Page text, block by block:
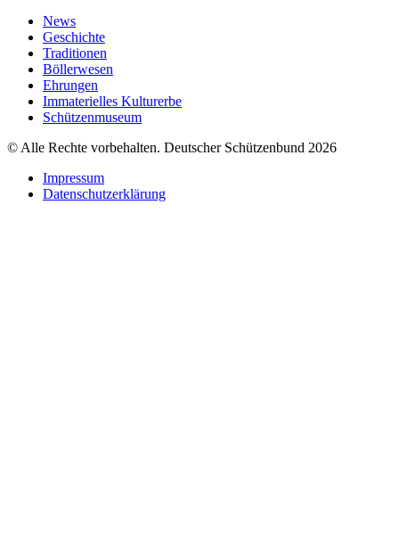
News
Geschichte
Traditionen
Böllerwesen
Ehrungen
Immaterielles Kulturerbe
Schützenmuseum
© Alle Rechte vorbehalten. Deutscher Schützenbund 2026
Impressum
Datenschutzerklärung